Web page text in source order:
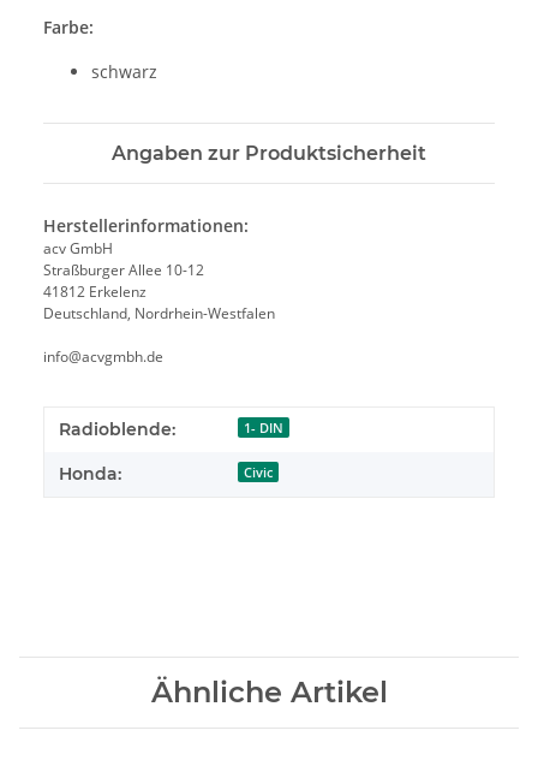
Farbe:
schwarz
Angaben zur Produktsicherheit
Herstellerinformationen:
acv GmbH
Straßburger Allee 10-12
41812 Erkelenz
Deutschland, Nordrhein-Westfalen
info@acvgmbh.de
Radioblende: 1- DIN
Honda: Civic
Ähnliche Artikel